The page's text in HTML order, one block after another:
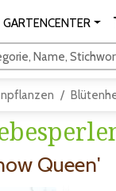
GARTENCENTER
Name,
Queen'